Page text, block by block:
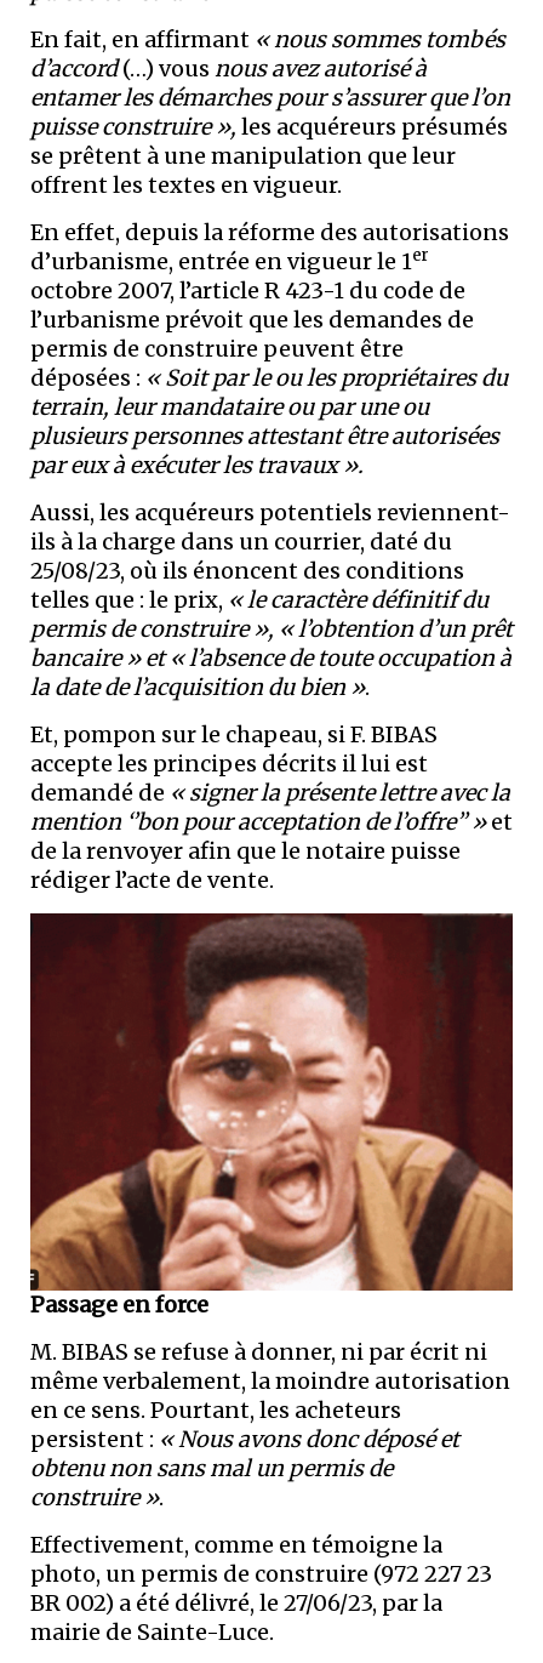
En fait, en affirmant « nous sommes tombés
d’accord(…) vous nous avez autorisé à
entamer les démarches pour s’assurer que l’on
puisse construire », les acquéreurs présumés
se prêtent à une manipulation que leur
offrent les textes en vigueur.
En effet, depuis la réforme des autorisations
d’urbanisme, entrée en vigueur le 1er
octobre 2007, l’article R 423-1 du code de
l’urbanisme prévoit que les demandes de
permis de construire peuvent être
déposées : « Soit par le ou les propriétaires du
terrain, leur mandataire ou par une ou
plusieurspersonnes attestant être autorisées
par eux à exécuter les travaux».
Aussi, les acquéreurs potentiels reviennent-
ils à la charge dans un courrier, daté du
25/08/23, où ils énoncent des conditions
telles que : le prix, « le caractère définitif du
permis de construire », « l’obtention d’un prêt
bancaire » et « l’absence de toute occupation à
la date de l’acquisition du bien ».
Et, pompon sur le chapeau, si F. BIBAS
accepte les principes décrits il lui est
demandé de « signer la présente lettre avec la
mention ‘’bon pour acceptation de l’offre’’ »et
de la renvoyer afin que le notaire puisse
rédiger l’acte de vente.
Passage en force
M. BIBAS se refuse à donner, ni par écrit ni
même verbalement, la moindre autorisation
en ce sens. Pourtant, les acheteurs
persistent : « Nous avons donc déposé et
obtenu non sans mal un permis de
construire ».
Effectivement, comme en témoigne la
photo, un permis de construire (972 227 23
BR 002) a été délivré, le 27/06/23, par la
mairie de Sainte-Luce.